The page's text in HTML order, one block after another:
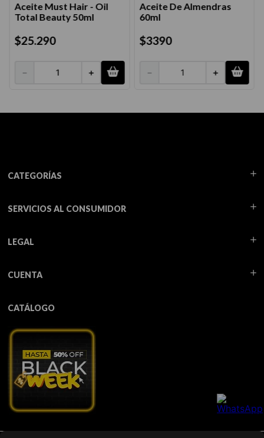
Aceite Must Hair - Oil
Total Beauty 50ml
$25.290
＋
－
Aceite De Almendras
60ml
$3390
＋
－
CATEGORÍAS
SERVICIOS AL CONSUMIDOR
LEGAL
CUENTA
CATÁLOGO